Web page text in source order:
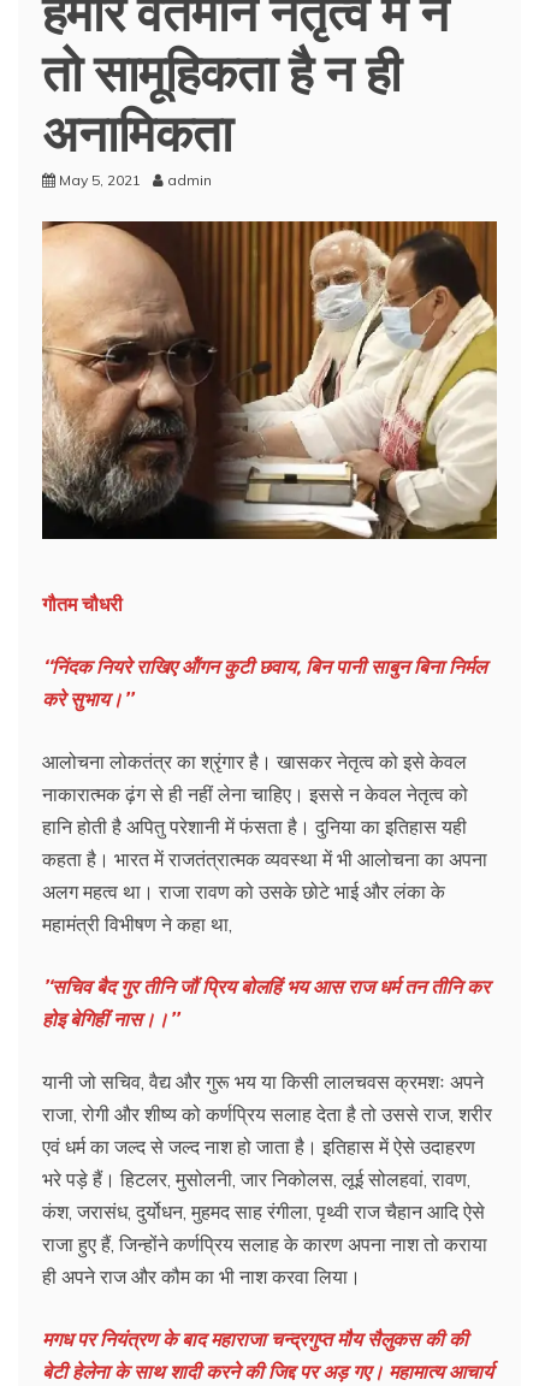
तो सामूहिकता है न ही
अनामिकता
May 5, 2021 admin
गौतम चौधरी
‘‘निंदक नियरे राखिए ऑंगन कुटी छवाय, बिन पानी साबुन बिना निर्मल
करे सुभाय।’’
आलोचना लोकतंत्र का श्रृंगार है। खासकर नेतृत्व को इसे केवल
नाकारात्मक ढ़ंग से ही नहीं लेना चाहिए। इससे न केवल नेतृत्व को
हानि होती है अपितु परेशानी में फंसता है। दुनिया का इतिहास यही
कहता है। भारत में राजतंत्रात्मक व्यवस्था में भी आलोचना का अपना
अलग महत्व था। राजा रावण को उसके छोटे भाई और लंका के
महामंत्री विभीषण ने कहा था,
’‘सचिव बैद गुर तीनि जौं प्रिय बोलहिं भय आस राज धर्म तन तीनि कर
होइ बेगिहीं नास।।’’
यानी जो सचिव, वैद्य और गुरू भय या किसी लालचवस क्रमशः अपने
राजा, रोगी और शीष्य को कर्णप्रिय सलाह देता है तो उससे राज, शरीर
एवं धर्म का जल्द से जल्द नाश हो जाता है। इतिहास में ऐसे उदाहरण
भरे पड़े हैं। हिटलर, मुसोलनी, जार निकोलस, लूई सोलहवां, रावण,
कंश, जरासंध, दुर्योधन, मुहमद साह रंगीला, पृथ्वी राज चैहान आदि ऐसे
राजा हुए हैं, जिन्होंने कर्णप्रिय सलाह के कारण अपना नाश तो कराया
ही अपने राज और कौम का भी नाश करवा लिया।
मगध पर नियंत्रण के बाद महाराजा चन्द्रगुप्त मौय सैलुकस की की
बेटी हेलेना के साथ शादी करने की जिद्द पर अड़ गए। महामात्य आचार्य